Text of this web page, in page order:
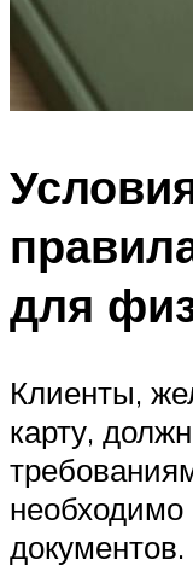
для
Клиенты,
карту,
необходимо
документов.